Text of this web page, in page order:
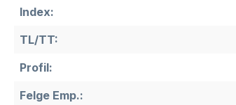
Index:
TL/TT:
Profil:
Felge Emp.: